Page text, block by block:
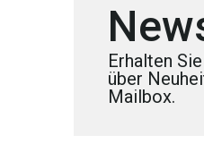
Erhalten
über
Mailbox.